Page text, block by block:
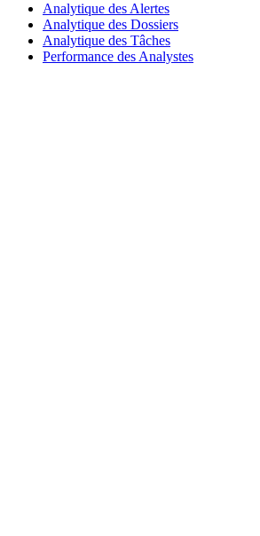
Analytique des Alertes
Analytique des Dossiers
Analytique des Tâches
Performance des Analystes